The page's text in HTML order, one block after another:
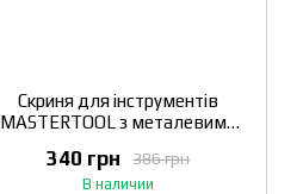
Скриня для інструментів
MASTERTOOL з металевими
79-2103386 грн
340 грн
В наличии